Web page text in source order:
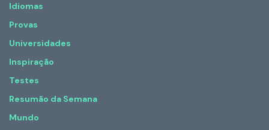
Idiomas
Provas
Universidades
Inspiração
Testes
Resumão da Semana
Mundo